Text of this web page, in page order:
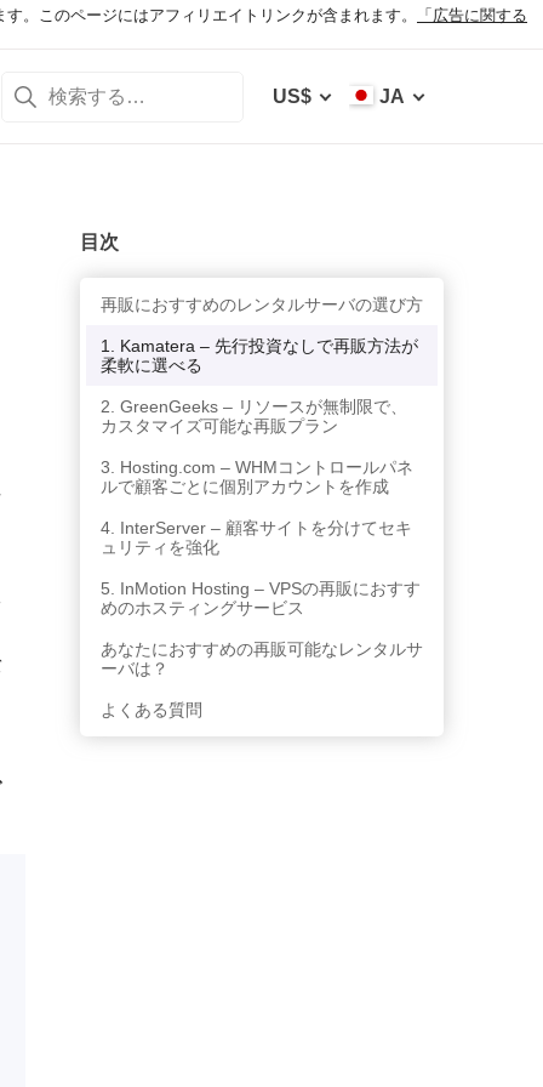
。このページにはアフィリエイトリンクが含まれます。 「広告に関する
US$ JA
目次
再販におすすめのレンタルサーバの選び方
1. Kamatera – 先行投資なしで再販方法が
柔軟に選べる
2. GreenGeeks – リソースが無制限で、
カスタマイズ可能な再販プラン
3. Hosting.com – WHMコントロールパネ
ルで顧客ごとに個別アカウントを作成
4. InterServer – 顧客サイトを分けてセキ
ュリティを強化
5. InMotion Hosting – VPSの再販におすす
めのホスティングサービス
あなたにおすすめの再販可能なレンタルサ
ーバは？
よくある質問